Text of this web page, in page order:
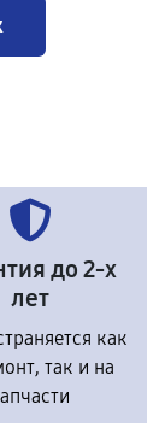
до 2-х
лет
как
так и на